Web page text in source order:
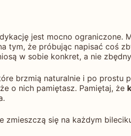
jest mocno ograniczone.
tym, że próbując napisać coś
w sobie konkret, a nie
brzmią naturalnie i po prostu
o nich pamiętasz. Pamiętaj, że
zmieszczą się na każdym